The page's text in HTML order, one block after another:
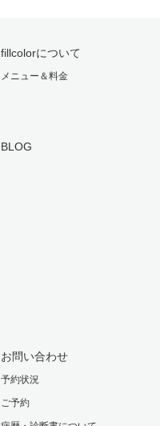
fillcolorについて
メニュー＆料金
BLOG
お問い合わせ
予約状況
ご予約